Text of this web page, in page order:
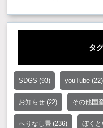
タ
SDGS (93) youTube (22)
お知らせ (22) その他国
へりなし畳 (236) ぼくと